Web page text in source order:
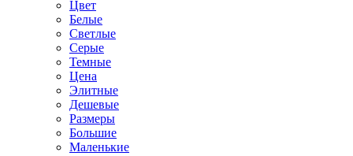
Цвет
Белые
Светлые
Серые
Темные
Цена
Элитные
Дешевые
Размеры
Большие
Маленькие